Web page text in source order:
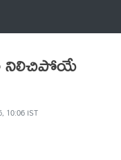
నిలిచిపోయే
10:06 IST